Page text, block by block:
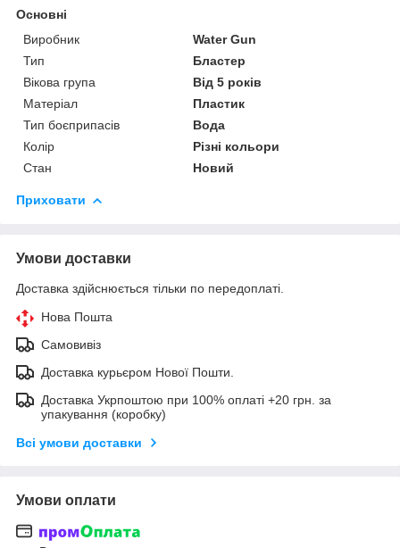
Основні
Виробник
Water Gun
Тип
Бластер
Вікова група
Від 5 років
Матеріал
Пластик
Тип боєприпасів
Вода
Колір
Різні кольори
Стан
Новий
Приховати
Умови доставки
Доставка здійснюється тільки по передоплаті.
Нова Пошта
Самовивіз
Доставка курьєром Нової Пошти.
Доставка Укрпоштою при 100% оплаті +20 грн. за
упакування (коробку)
Всі умови доставки
Умови оплати